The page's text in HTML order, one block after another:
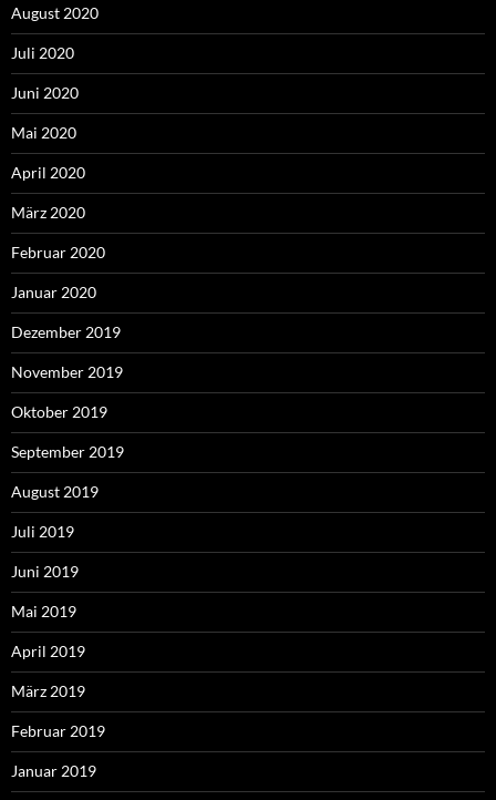
August 2020
Juli 2020
Juni 2020
Mai 2020
April 2020
März 2020
Februar 2020
Januar 2020
Dezember 2019
November 2019
Oktober 2019
September 2019
August 2019
Juli 2019
Juni 2019
Mai 2019
April 2019
März 2019
Februar 2019
Januar 2019